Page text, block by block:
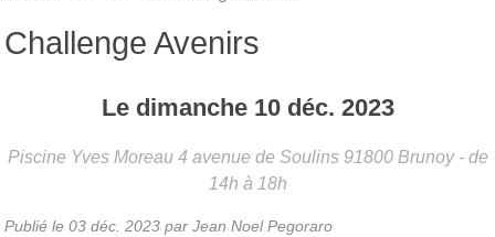
Challenge Avenirs
Le dimanche 10 déc. 2023
Piscine Yves Moreau 4 avenue de Soulins 91800 Brunoy - de
14h à 18h
Publié le 03 déc. 2023 par Jean Noel Pegoraro